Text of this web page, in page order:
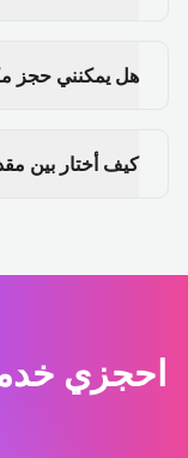
هل يمكنني حجز
كيف أختار بين
احجزي